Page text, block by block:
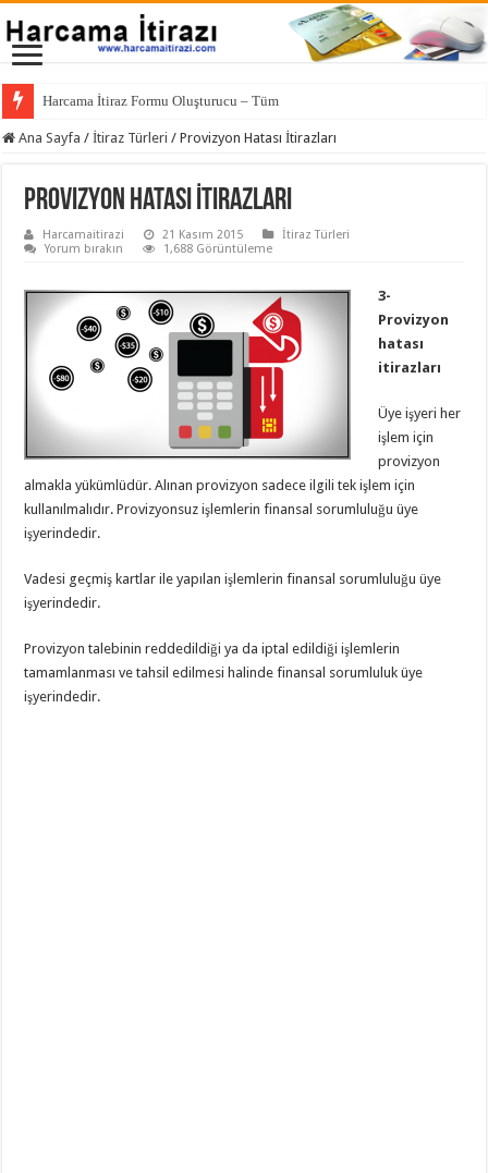
Harcama İtiraz Formu Oluşturucu – Tüm Bankalar İç
Ana Sayfa / İtiraz Türleri / Provizyon Hatası İtirazları
Provizyon Hatası İtirazları
Harcamaitirazi 21 Kasım 2015
İtiraz Türleri
Yorum bırakın
1,688 Görüntüleme
3-
Provizyon
hatası
itirazları
Üye işyeri her
işlem için
provizyon
almakla yükümlüdür. Alınan provizyon sadece ilgili tek işlem için
kullanılmalıdır. Provizyonsuz işlemlerin finansal sorumluluğu üye
işyerindedir.
Vadesi geçmiş kartlar ile yapılan işlemlerin finansal sorumluluğu üye
işyerindedir.
Provizyon talebinin reddedildiği ya da iptal edildiği işlemlerin
tamamlanması ve tahsil edilmesi halinde finansal sorumluluk üye
işyerindedir.